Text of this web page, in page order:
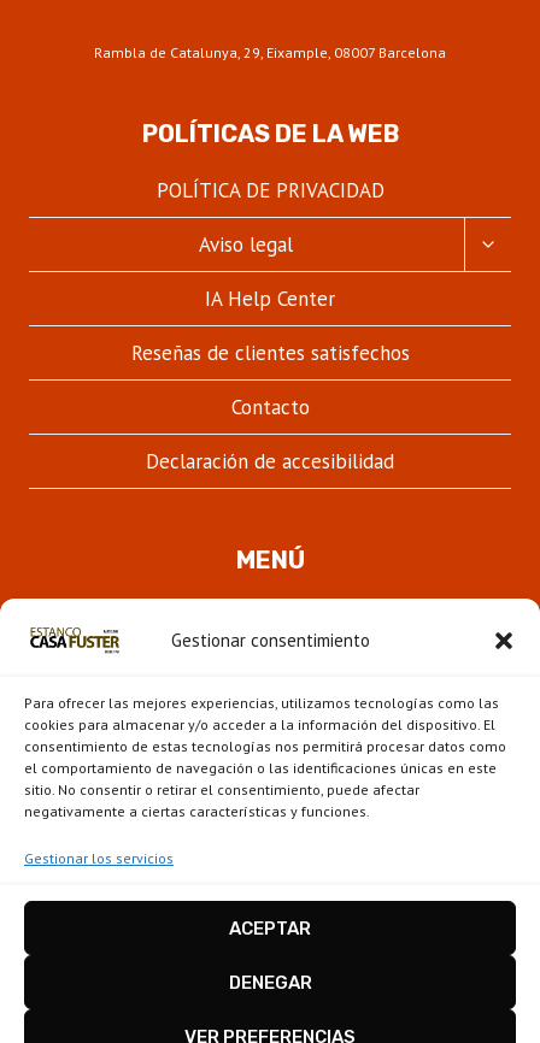
Gestionar consentimiento
Para ofrecer las mejores experiencias, utilizamos tecnologías como las
cookies para almacenar y/o acceder a la información del dispositivo. El
consentimiento de estas tecnologías nos permitirá procesar datos como
el comportamiento de navegación o las identificaciones únicas en este
sitio. No consentir o retirar el consentimiento, puede afectar
negativamente a ciertas características y funciones.
Gestionar los servicios
ACEPTAR
DENEGAR
VER PREFERENCIAS
Rambla de Catalunya, 29, Eixample, 08007 Barcelona
POLÍTICAS DE LA WEB
POLÍTICA DE PRIVACIDAD
Aviso legal
IA Help Center
Reseñas de clientes satisfechos
Contacto
Declaración de accesibilidad
MENÚ
HIJO
Novedades
Escaparate
Disseny i configuracióigualada.online